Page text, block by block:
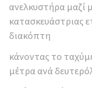
ανελκυστήρα μαζί
κατασκευάστριας
διακόπτη
κάνοντας το
μέτρα ανά